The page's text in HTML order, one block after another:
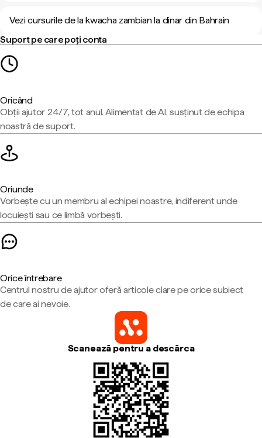
Vezi cursurile de la kwacha zambian la dinar din Bahrain
Suport pe care poți conta
Oricând
Obții ajutor 24/7, tot anul. Alimentat de AI, susținut de echipa
noastră de suport.
Oriunde
Vorbește cu un membru al echipei noastre, indiferent unde
locuiești sau ce limbă vorbești.
Orice întrebare
Centrul nostru de ajutor oferă articole clare pe orice subiect
de care ai nevoie.
Scanează pentru a descărca